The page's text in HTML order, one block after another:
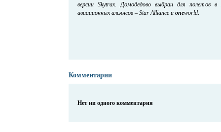
версии Skytrax. Домодедово выбран для полетов
авиационных альянсов – Star Alliance и oneworld.
Комментарии
Нет ни одного комментария